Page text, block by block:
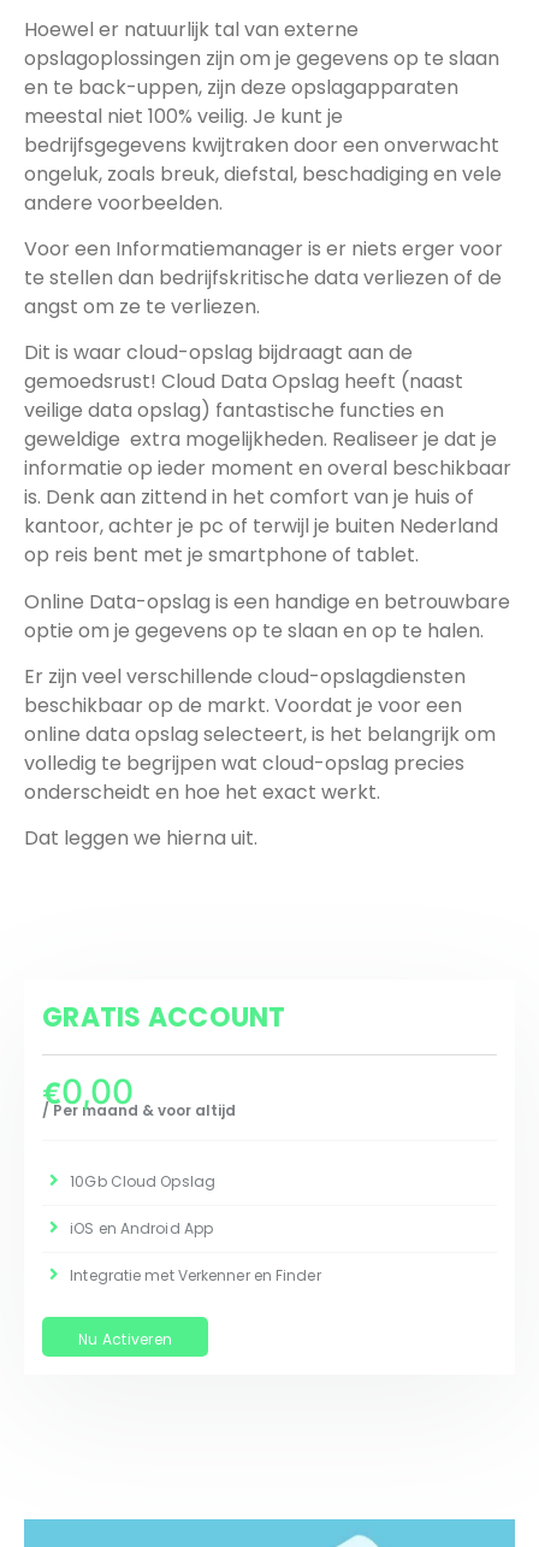
Hoewel er natuurlijk tal van externe
opslagoplossingen zijn om je gegevens op te slaan
en te back-uppen, zijn deze opslagapparaten
meestal niet 100% veilig. Je kunt je
bedrijfsgegevens kwijtraken door een onverwacht
ongeluk, zoals breuk, diefstal, beschadiging en vele
andere voorbeelden.
Voor een Informatiemanager is er niets erger voor
te stellen dan bedrijfskritische data verliezen of de
angst om ze te verliezen.
Dit is waar cloud-opslag bijdraagt aan de
gemoedsrust! Cloud Data Opslag heeft (naast
veilige data opslag) fantastische functies en
geweldige extra mogelijkheden. Realiseer je dat je
informatie op ieder moment en overal beschikbaar
is. Denk aan zittend in het comfort van je huis of
kantoor, achter je pc of terwijl je buiten Nederland
op reis bent met je smartphone of tablet.
Online Data-opslag is een handige en betrouwbare
optie om je gegevens op te slaan en op te halen.
Er zijn veel verschillende cloud-opslagdiensten
beschikbaar op de markt. Voordat je voor een
online data opslag selecteert, is het belangrijk om
volledig te begrijpen wat cloud-opslag precies
onderscheidt en hoe het exact werkt.
Dat leggen we hierna uit.
GRATIS ACCOUNT
€0,00
/ Per maand & voor altijd
10Gb Cloud Opslag
iOS en Android App
Integratie met Verkenner en Finder
Nu Activeren